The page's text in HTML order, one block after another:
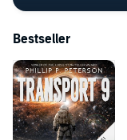
Bestseller